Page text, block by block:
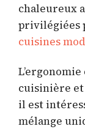
chaleureux
privilégiées
cuisines
cuisinière
il est
mélange